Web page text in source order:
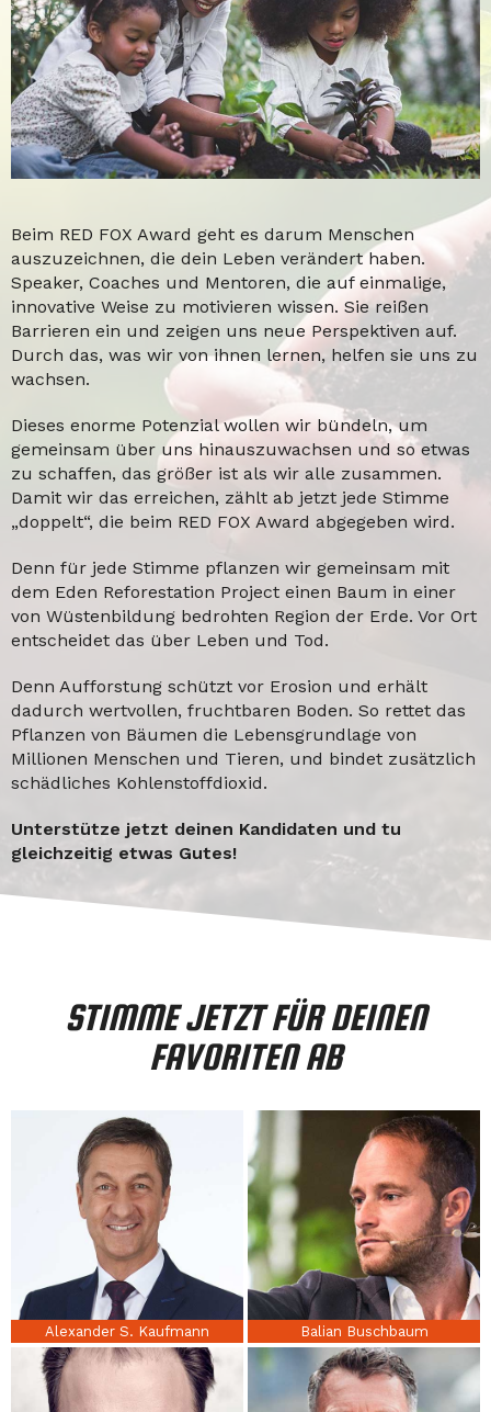
Beim RED FOX Award geht es darum Menschen
auszuzeichnen, die dein Leben verändert haben.
Speaker, Coaches und Mentoren, die auf einmalige,
innovative Weise zu motivieren wissen. Sie reißen
Barrieren ein und zeigen uns neue Perspektiven auf.
Durch das, was wir von ihnen lernen, helfen sie uns zu
wachsen.
Dieses enorme Potenzial wollen wir bündeln, um
gemeinsam über uns hinauszuwachsen und so etwas
zu schaffen, das größer ist als wir alle zusammen.
Damit wir das erreichen, zählt ab jetzt jede Stimme
„doppelt“, die beim RED FOX Award abgegeben wird.
Denn für jede Stimme pflanzen wir gemeinsam mit
dem Eden Reforestation Project einen Baum in einer
von Wüstenbildung bedrohten Region der Erde. Vor Ort
entscheidet das über Leben und Tod.
Denn Aufforstung schützt vor Erosion und erhält
dadurch wertvollen, fruchtbaren Boden. So rettet das
Pflanzen von Bäumen die Lebensgrundlage von
Millionen Menschen und Tieren, und bindet zusätzlich
schädliches Kohlenstoffdioxid.
Unterstütze jetzt deinen Kandidaten und tu
gleichzeitig etwas Gutes!
STIMME JETZT FÜR DEINEN
FAVORITEN AB
Alexander S. Kaufmann Balian Buschbaum